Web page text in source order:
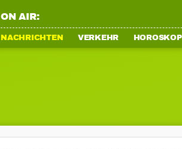
ON AIR:
NACHRICHTEN VERKEHR HOROSKOP